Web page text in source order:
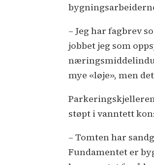
– Jeg har fagbrev
jobbet jeg som
mye «løje», men
støpt i vanntett
– Tomten har
Fundamentet er